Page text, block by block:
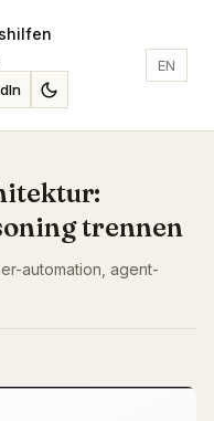
EN
trennen
automation, agent-